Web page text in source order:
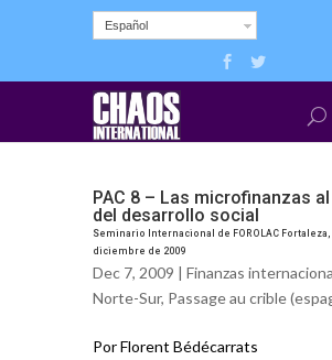
Español
PAC 8 – Las microfinanzas
del desarrollo social
Seminario Internacional de FOROLAC Fortaleza,
diciembre de 2009
Dec 7, 2009 | Finanzas
Norte-Sur, Passage au crible
Por Florent Bédécarrats